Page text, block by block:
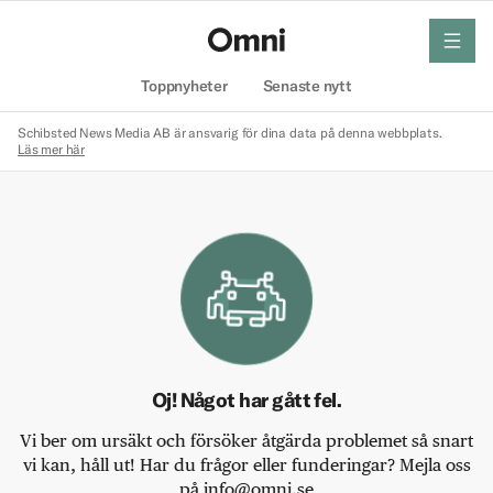
Toppnyheter Senaste nytt
meny
Schibsted News Media AB är ansvarig för dina data på denna webbplats.
Läs mer här
Oj! Något har gått fel.
Vi ber om ursäkt och försöker åtgärda problemet så snart
vi kan, håll ut! Har du frågor eller funderingar? Mejla oss